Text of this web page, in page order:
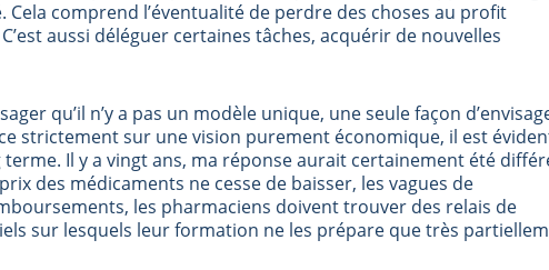
comprend l’éventualité de perdre des choses au profit
aussi déléguer certaines tâches, acquérir de nouvelles
qu’il n’y a pas un modèle unique, une seule façon
strictement sur une vision purement économique, il est
terme. Il y a vingt ans, ma réponse aurait certainement été
des médicaments ne cesse de baisser, les vagues de
les pharmaciens doivent trouver des relais de
sur lesquels leur formation ne les prépare que très